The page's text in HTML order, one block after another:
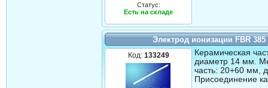
Статус:
Есть на складе
Электрод ионизации FBR
Код: 133249
Керамическая
диаметр 14 мм.
часть: 20+60 мм,
Присоединение